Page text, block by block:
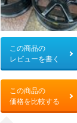
この商品の
レビューを書く
この商品の
価格を比較する